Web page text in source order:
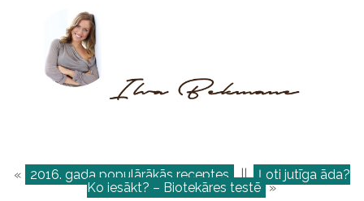
« 2016. gada populārākās receptes || Ļoti jutīga āda?
Ko iesākt? – Biotekāres testē »